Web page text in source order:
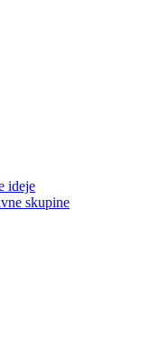
ideje
skupine